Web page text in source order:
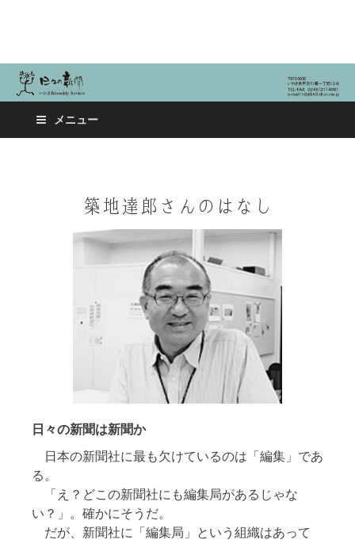
日々の新聞
メニュー
築地達郎さんのはなし
日々の新聞は新聞か
日本の新聞社に最も欠けているのは「編集」であ
る。
「え？どこの新聞社にも編集局があるじゃな
い？」。確かにそうだ。
だが、新聞社に「編集局」という組織はあって